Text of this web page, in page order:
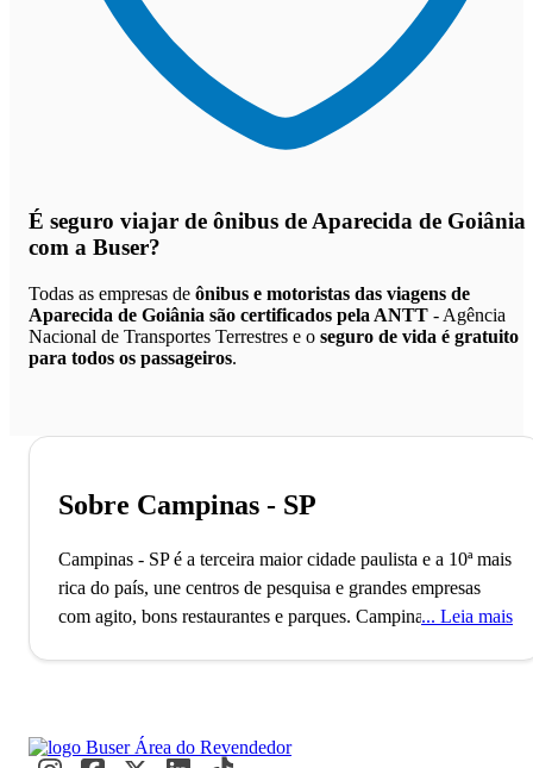
É seguro viajar de ônibus de Aparecida de Goiânia
com a Buser?
Todas as empresas de ônibus e motoristas das viagens de
Aparecida de Goiânia são certificados pela ANTT - Agência
Nacional de Transportes Terrestres e o seguro de vida é gratuito
para todos os passageiros.
Sobre Campinas - SP
Campinas - SP é a terceira maior cidade paulista e a 10ª mais
rica do país, une centros de pesquisa e grandes empresas
com agito, bons restaurantes e parques. Campinas,
empresas de tecnologia como IBM e Dell. Estudantes e
Leia mais